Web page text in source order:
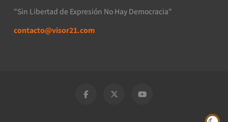
"Sin Libertad de Expresión No Hay Democracia"
contacto@visor21.com